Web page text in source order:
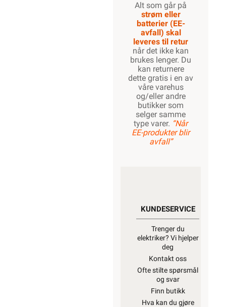
Alt som går på
strøm eller
batterier (EE-
avfall) skal
leveres til retur
når det ikke kan
brukes lenger. Du
kan returnere
dette gratis i en av
våre varehus
og/eller andre
butikker som
selger samme
type varer. “Når
EE-produkter blir
avfall”
KUNDESERVICE
Trenger du
elektriker? Vi hjelper
deg
Kontakt oss
Ofte stilte spørsmål
og svar
Finn butikk
Hva kan du gjøre